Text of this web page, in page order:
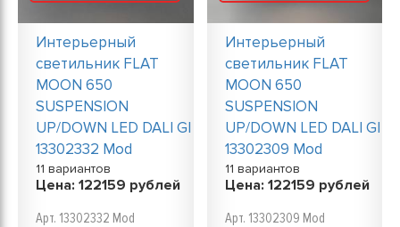
Интерьерный
светильник FLAT
MOON 650
SUSPENSION
UP/DOWN LED DALI GI
13302332 Mod
11 вариантов
Цена: 122159 рублей
Арт. 13302332 Mod
Интерьерный
светильник FLAT
MOON 650
SUSPENSION
UP/DOWN LED DALI GI
13302309 Mod
11 вариантов
Цена: 122159 рублей
Арт. 13302309 Mod